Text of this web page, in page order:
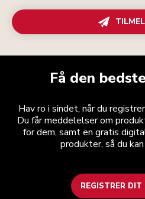
Få den
Hav ro i sindet, når du
Du får meddelelser om
for dem, samt en gratis
produkter, så du
REGISTRER